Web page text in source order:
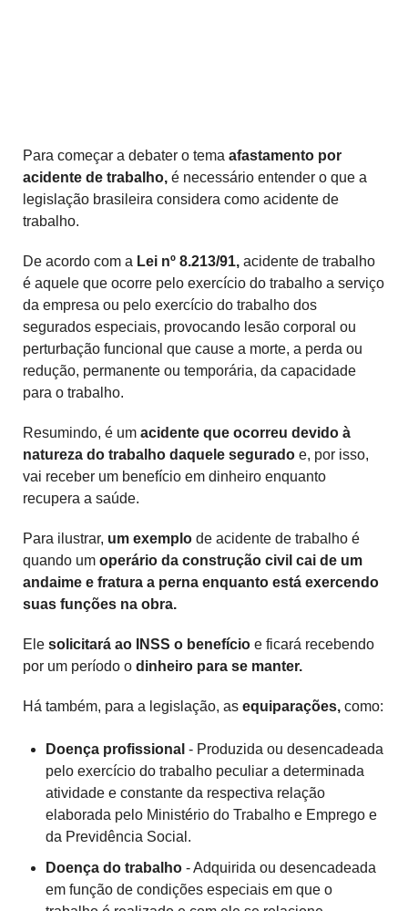
Para começar a debater o tema afastamento por
acidente de trabalho, é necessário entender o que a
legislação brasileira considera como acidente de
trabalho.
De acordo com a Lei nº 8.213/91, acidente de trabalho
é aquele que ocorre pelo exercício do trabalho a serviço
da empresa ou pelo exercício do trabalho dos
segurados especiais, provocando lesão corporal ou
perturbação funcional que cause a morte, a perda ou
redução, permanente ou temporária, da capacidade
para o trabalho.
Resumindo, é um acidente que ocorreu devido à
natureza do trabalho daquele segurado e, por isso,
vai receber um benefício em dinheiro enquanto
recupera a saúde.
Para ilustrar, um exemplo de acidente de trabalho é
quando um operário da construção civil cai de um
andaime e fratura a perna enquanto está exercendo
suas funções na obra.
Ele solicitará ao INSS o benefício e ficará recebendo
por um período o dinheiro para se manter.
Há também, para a legislação, as equiparações, como:
Doença profissional - Produzida ou desencadeada
pelo exercício do trabalho peculiar a determinada
atividade e constante da respectiva relação
elaborada pelo Ministério do Trabalho e Emprego e
da Previdência Social.
Doença do trabalho - Adquirida ou desencadeada
em função de condições especiais em que o